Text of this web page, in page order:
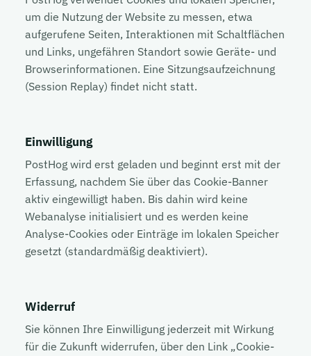
um die Nutzung der Website zu messen, etwa
aufgerufene Seiten, Interaktionen mit Schaltflächen
und Links, ungefähren Standort sowie Geräte- und
Browserinformationen. Eine Sitzungsaufzeichnung
(Session Replay) findet nicht statt.
Einwilligung
PostHog wird erst geladen und beginnt erst mit der
Erfassung, nachdem Sie über das Cookie-Banner
aktiv eingewilligt haben. Bis dahin wird keine
Webanalyse initialisiert und es werden keine
Analyse-Cookies oder Einträge im lokalen Speicher
gesetzt (standardmäßig deaktiviert).
Widerruf
Sie können Ihre Einwilligung jederzeit mit Wirkung
für die Zukunft widerrufen, über den Link „Cookie-